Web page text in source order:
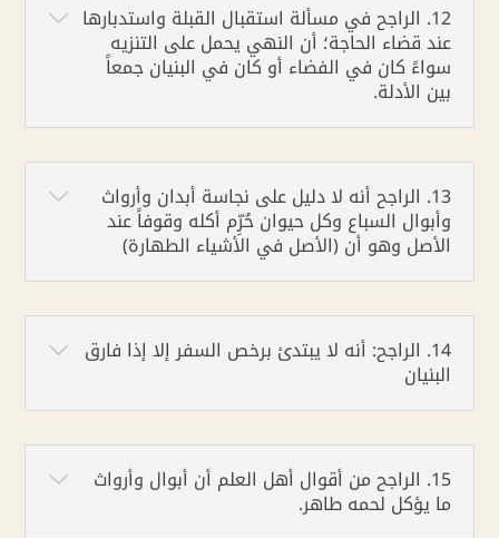
12. الراجح في مسألة استقبال القبلة واستدبارها
عند قضاء الحاجة؛ أن النهي يحمل على التنزيه
سواءً كان في الفضاء أو كان في البنيان جمعاً
بين الأدلة.
13. الراجح أنه لا دليل على نجاسة أبدان وأرواث
وأبوال السباع وكل حيوان حُرِّم أكله وقوفاً عند
الأصل وهو أن (الأصل في الأشياء الطهارة)
14. الراجح: أنه لا يبتدئ برخص السفر إلا إذا فارق
البنيان
15. الراجح من أقوال أهل العلم أن أبوال وأرواث
ما يؤكل لحمه طاهر.